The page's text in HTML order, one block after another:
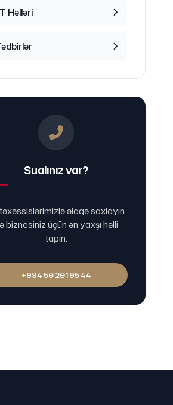
Həlləri
Sualınız var?
əlaqə saxlayın
biznesiniz üçün ən yaxşı həlli
tapın.
+994 50 201 95 44